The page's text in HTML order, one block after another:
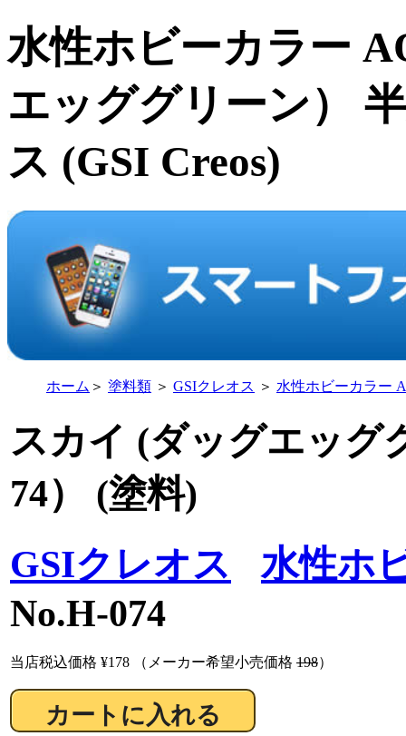
水性ホビーカラー
エッググリーン）
ス (GSI Creos)
ホーム ＞ 塗料類 ＞ GSIクレオス ＞ 水性ホビーカラー
スカイ (ダッグエッグ
74） (塗料)
GSIクレオス
水性ホ
No.H-074
当店税込価格 ¥178 （メーカー希望小売価格 198）